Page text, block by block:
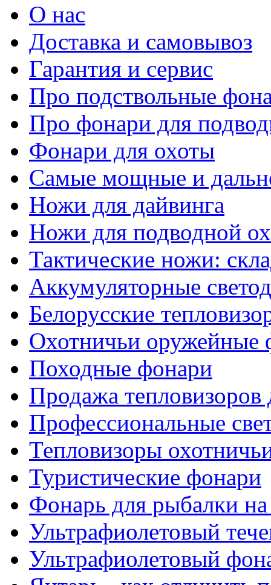
О нас
Доставка и самовывоз
Гарантия и сервис
Про подствольные
Про фонари для
Фонари для охоты
Самые мощные и
Ножи для дайвинга
Ножи для подводной
Тактические ножи:
Аккумуляторные
Белорусские
Охотничьи оружейные
Походные фонари
Продажа тепловизоров
Профессиональные
Тепловизоры
Туристические фонари
Фонарь для рыбалки на
Ультрафиолетовый
Ультрафиолетовый